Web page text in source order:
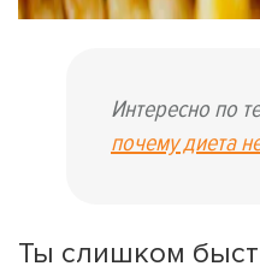
Интересно по
почему диета
Ты слишком